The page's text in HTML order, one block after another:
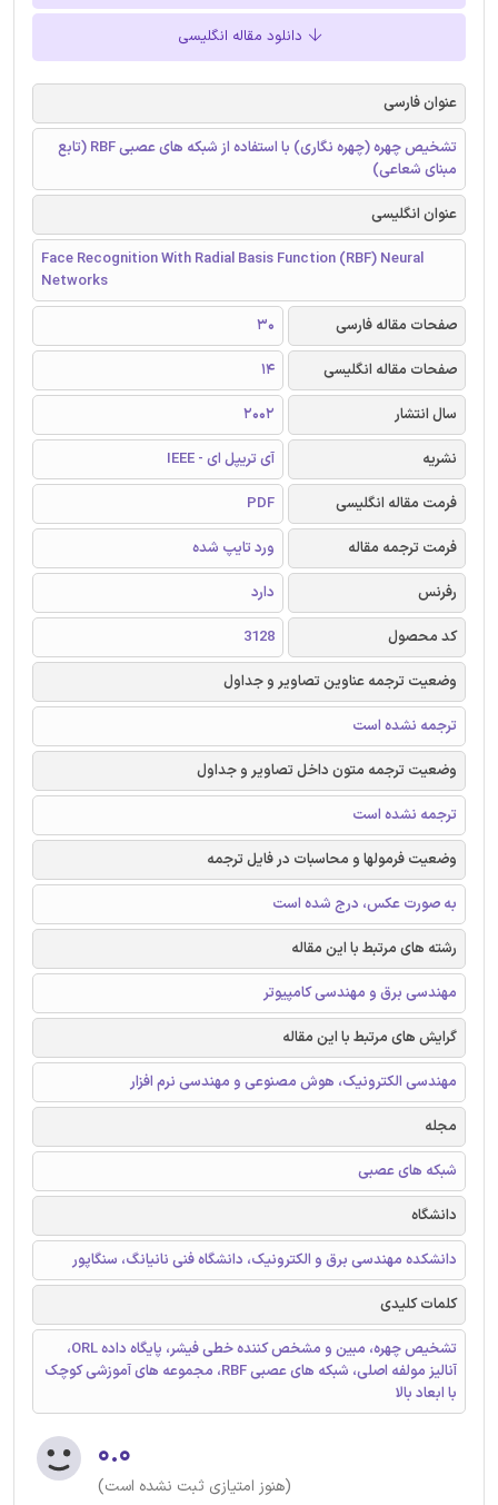
دانلود مقاله انگلیسی
عنوان فارسی
تشخیص چهره (چهره نگاری) با استفاده از شبکه های عصبی RBF (تابع
مبنای شعاعی)
عنوان انگلیسی
Face Recognition With Radial Basis Function (RBF) Neural
Networks
صفحات مقاله فارسی
30
صفحات مقاله انگلیسی
14
سال انتشار
2002
نشریه
آی تریپل ای - IEEE
فرمت مقاله انگلیسی
PDF
فرمت ترجمه مقاله
ورد تایپ شده
رفرنس
دارد
کد محصول
3128
وضعیت ترجمه عناوین تصاویر و جداول
ترجمه نشده است
وضعیت ترجمه متون داخل تصاویر و جداول
ترجمه نشده است
وضعیت فرمولها و محاسبات در فایل ترجمه
به صورت عکس، درج شده است
رشته های مرتبط با این مقاله
مهندسی برق و مهندسی کامپیوتر
گرایش های مرتبط با این مقاله
مهندسی الکترونیک، هوش مصنوعی و مهندسی نرم افزار
مجله
شبکه های عصبی
دانشگاه
دانشکده مهندسی برق و الکترونیک، دانشگاه فنی نانیانگ، سنگاپور
کلمات کلیدی
تشخیص چهره، مبین و مشخص کننده خطی فیشر، پایگاه داده ORL،
آنالیز مولفه اصلی، شبکه های عصبی RBF، مجموعه های آموزشی کوچک
با ابعاد بالا
۰.۰
(هنوز امتیازی ثبت نشده است)